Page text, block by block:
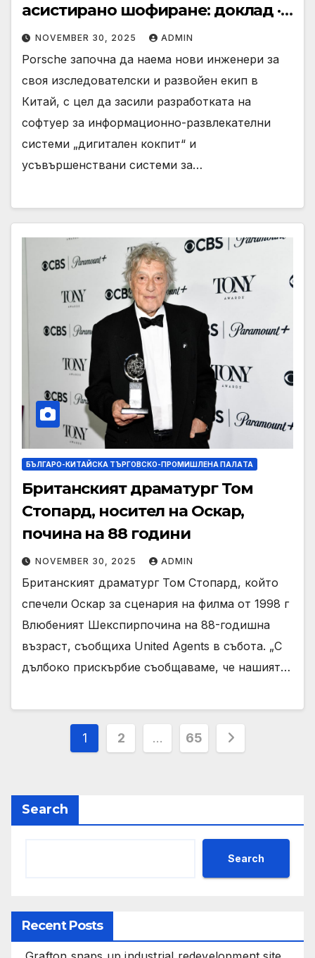
асистирано шофиране: доклад ·
TechNode
NOVEMBER 30, 2025 ADMIN
Porsche започна да наема нови инженери за
своя изследователски и развойен екип в
Китай, с цел да засили разработката на
софтуер за информационно-развлекателни
системи „дигитален кокпит“ и
усъвършенствани системи за…
БЪЛГАРО-КИТАЙСКА ТЪРГОВСКО-ПРОМИШЛЕНА ПАЛAТА
Британският драматург Том
Стопард, носител на Оскар,
почина на 88 години
NOVEMBER 30, 2025 ADMIN
Британският драматург Том Стопард, който
спечели Оскар за сценария на филма от 1998 г
Влюбеният Шекспирпочина на 88-годишна
възраст, съобщиха United Agents в събота. „С
дълбоко прискърбие съобщаваме, че нашият…
Posts
1 2 … 65
Search
Search
Recent Posts